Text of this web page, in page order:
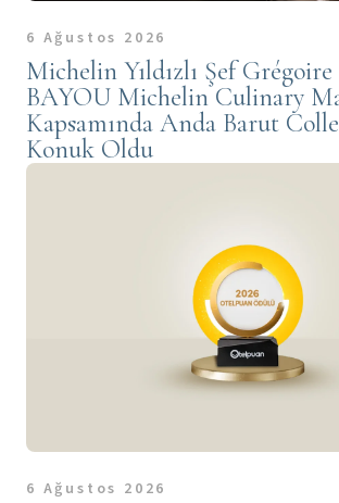
6 Ağustos 2026
Michelin Yıldızlı Şef Grégoire
BAYOU Michelin Culinary
Kapsamında Anda Barut
Konuk Oldu
6 Ağustos 2026